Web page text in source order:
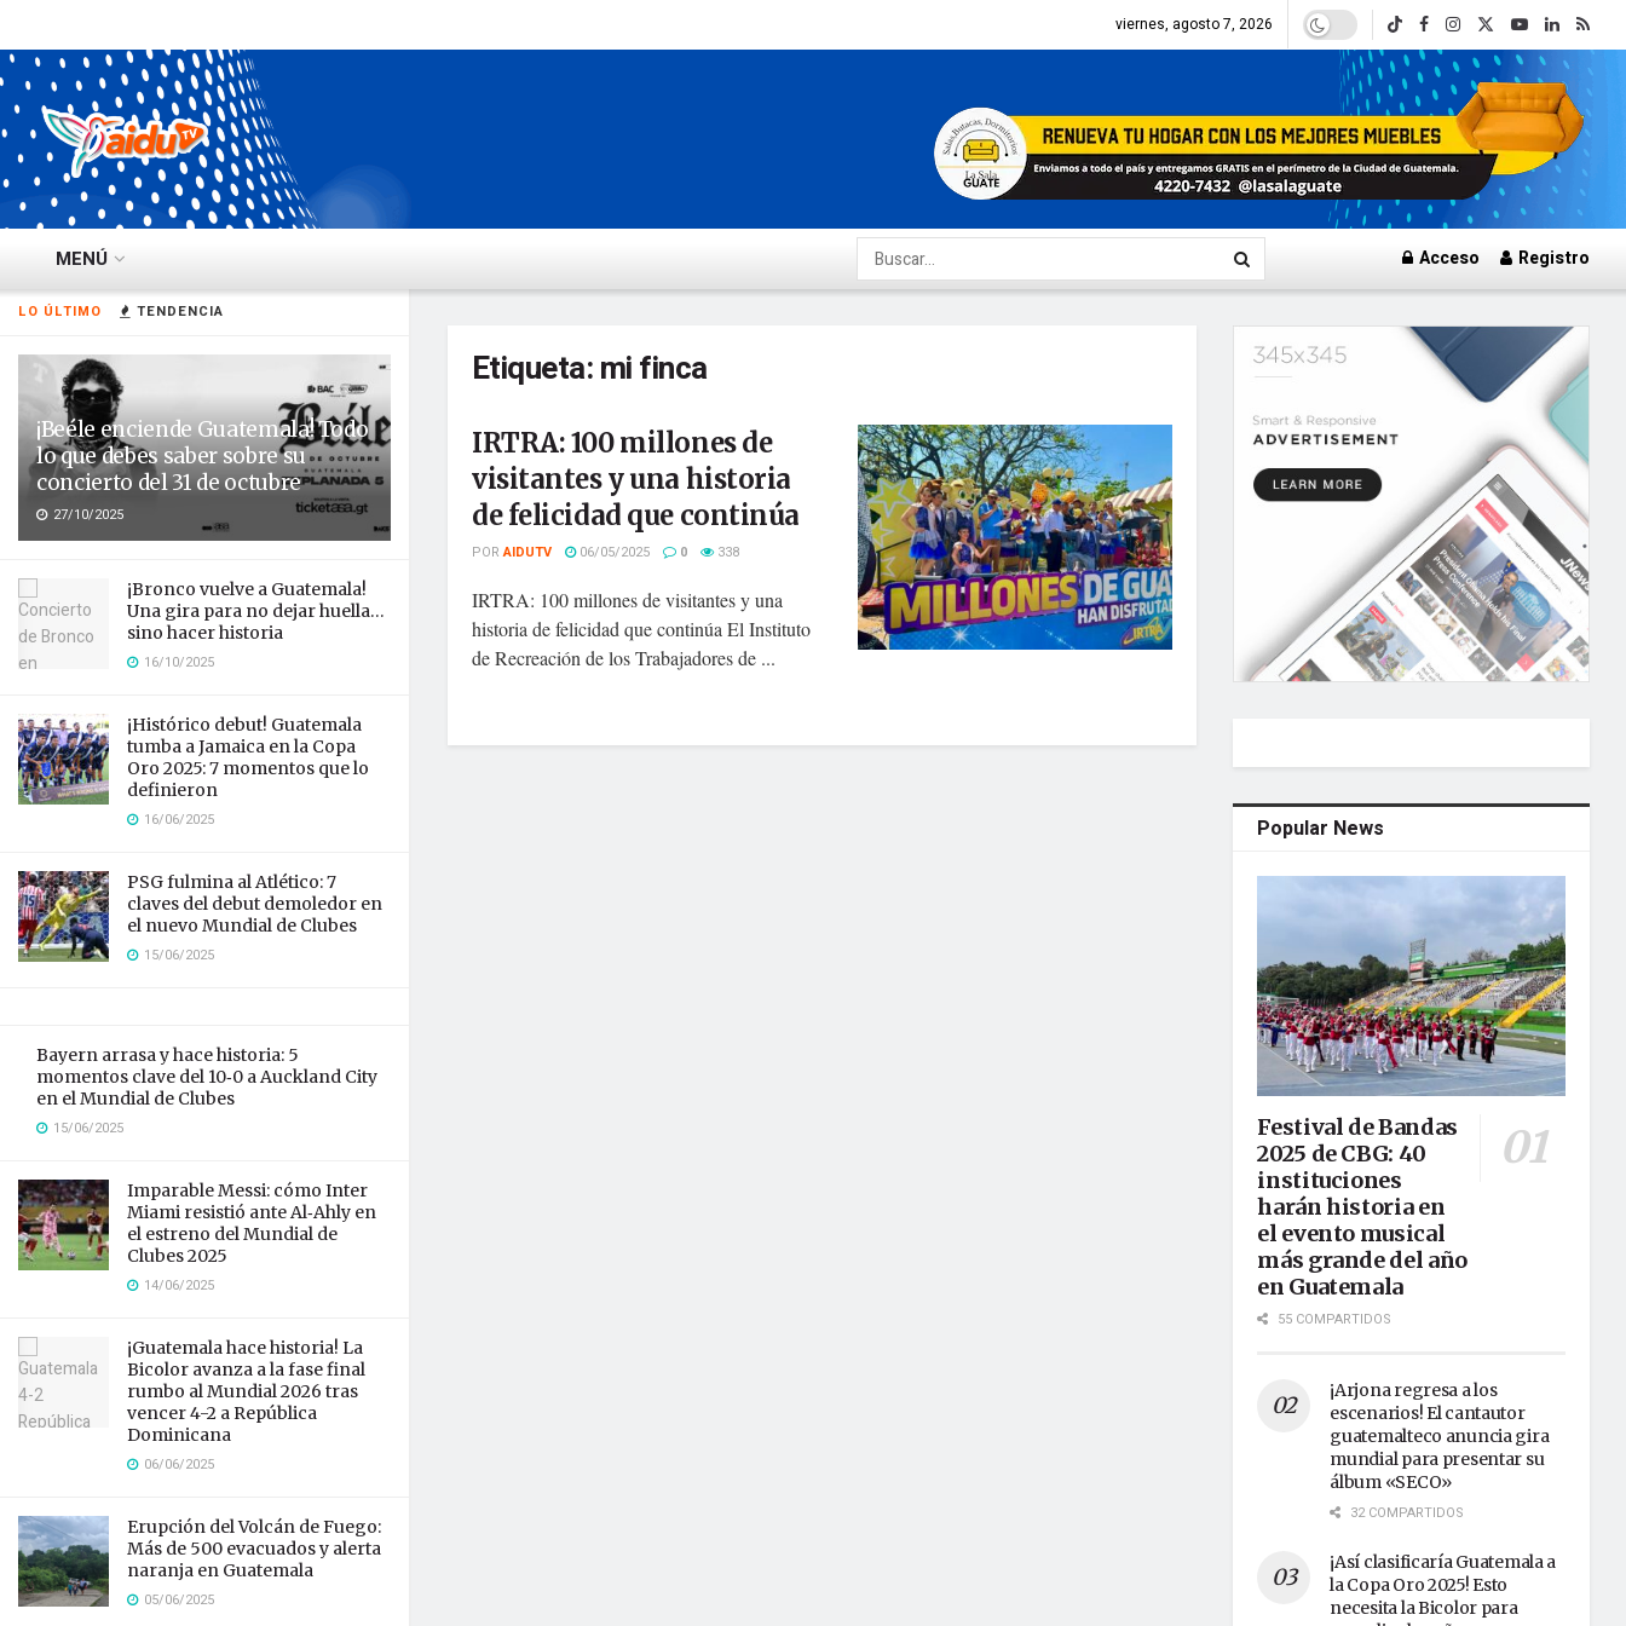
LO ÚLTIMO TENDENCIA
¡Beéle enciende Guatemala! Todo
lo que debes saber sobre su
concierto del 31 de octubre
27/10/2025
¡Bronco vuelve a Guatemala!
Una gira para no dejar huella…
sino hacer historia
16/10/2025
¡Histórico debut! Guatemala
tumba a Jamaica en la Copa
Oro 2025: 7 momentos que lo
definieron
16/06/2025
PSG fulmina al Atlético: 7
claves del debut demoledor en
el nuevo Mundial de Clubes
15/06/2025
Bayern arrasa y hace historia: 5
momentos clave del 10‑0 a Auckland City
en el Mundial de Clubes
15/06/2025
Imparable Messi: cómo Inter
Miami resistió ante Al‑Ahly en
el estreno del Mundial de
Clubes 2025
14/06/2025
¡Guatemala hace historia! La
Bicolor avanza a la fase final
rumbo al Mundial 2026 tras
vencer 4-2 a República
Dominicana
06/06/2025
Erupción del Volcán de Fuego:
Más de 500 evacuados y alerta
naranja en Guatemala
05/06/2025
viernes, agosto 7, 2026
MENÚ Acceso Registro
Etiqueta:mi finca
IRTRA: 100 millones de
visitantes y una historia
de felicidad que continúa
POR AIDUTV 06/05/2025 0 338
IRTRA: 100 millones de visitantes y una
historia de felicidad que continúa El Instituto
de Recreación de los Trabajadores de ...
Popular News
Festival de Bandas
2025 de CBG: 40
instituciones
harán historia en
el evento musical
más grande del año
en Guatemala
55 COMPARTIDOS
¡Arjona regresa a los
escenarios! El cantautor
guatemalteco anuncia gira
mundial para presentar su
álbum «SECO»
32 COMPARTIDOS
¡Así clasificaría Guatemala a
la Copa Oro 2025! Esto
necesita la Bicolor para